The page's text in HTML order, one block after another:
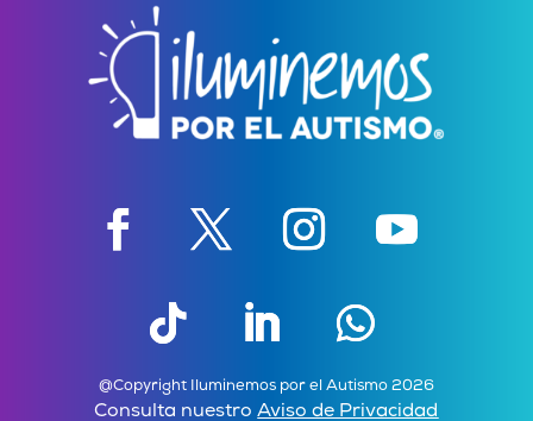
Consulta nuestroAviso de Privacidad
@Copyright Iluminemos por el Autismo 2026